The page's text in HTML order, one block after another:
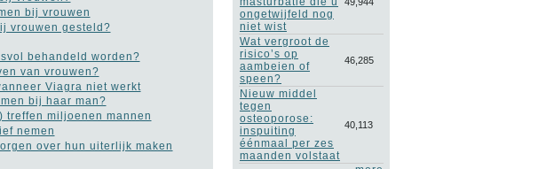
bij vrouwen
vrouwen gesteld?
behandeld worden?
van vrouwen?
Viagra niet werkt
bij haar man?
treffen miljoenen mannen
nemen
over hun uiterlijk maken
ongetwijfeld nog
niet wist
Wat vergroot de
risico’s op
aambeien of
speen?
46,285
Nieuw middel
tegen
osteoporose:
inspuiting
éénmaal per zes
maanden volstaat
40,113